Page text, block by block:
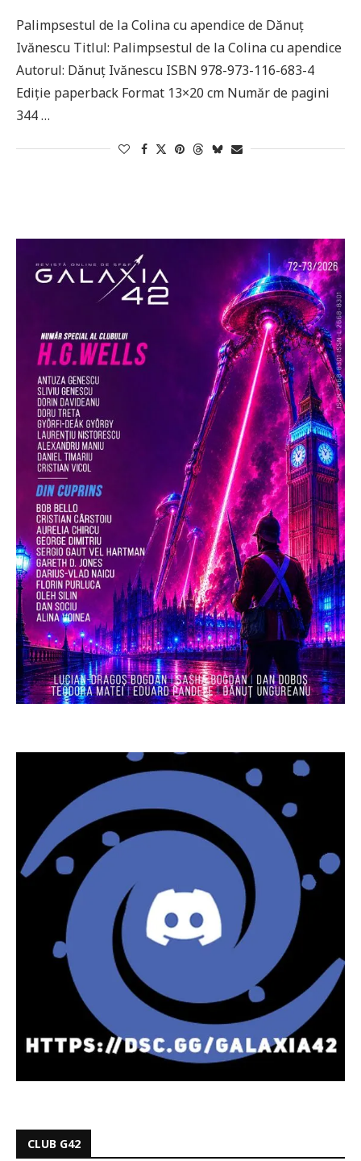
Palimpsestul de la Colina cu apendice de Dănuţ
Ivănescu Titlul: Palimpsestul de la Colina cu apendice
Autorul: Dănuţ Ivănescu ISBN 978-973-116-683-4
Ediție paperback Format 13×20 cm Număr de pagini
344 …
CLUB G42